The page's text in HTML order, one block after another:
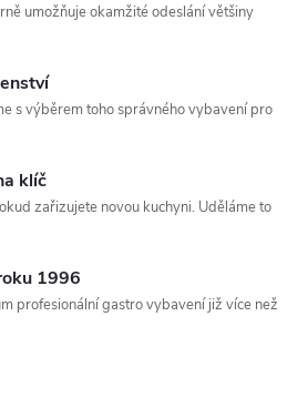
umožňuje okamžité odeslání většiny
s výběrem toho správného vybavení pro
klíč
zařizujete novou kuchyni. Uděláme to
1996
profesionální gastro vybavení již více než